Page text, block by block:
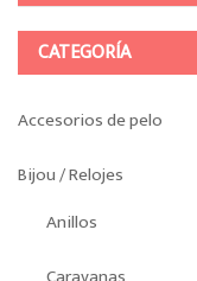
CATEGORÍA
Accesorios de pelo
Bijou / Relojes
Anillos